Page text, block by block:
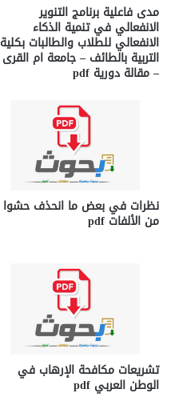
مدى فاعلية برنامج التنوير
الانفعالي في تنمية الذكاء
الانفعالي للطلاب والطالبات بكلية
التربية بالطائف – جامعة ام القرى
– مقالة دورية pdf
نظرات في بعض ما انحذف حشوا
من الألفات pdf
تشريعات مكافحة الإرهاب في
الوطن العربي pdf